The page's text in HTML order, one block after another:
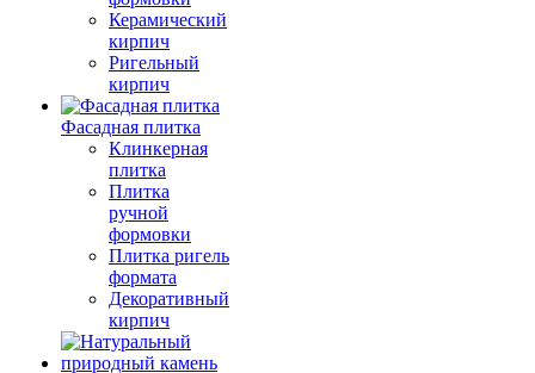
Керамический
кирпич
Ригельный
кирпич
Фасадная плитка
Клинкерная
плитка
Плитка
ручной
формовки
Плитка ригель
формата
Декоративный
кирпич